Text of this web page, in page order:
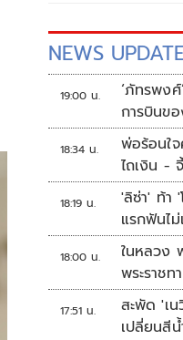
NEWS
19:00 น.
‘ภัทรพง
การบินข
Aviation
สัปดาห์
18:34 น.
พ่อร้อนใ
ไถเงิน -
18:19 น.
'ลิซ่า' ท้า
แรกฟันไ
18:00 น.
ในหลวง
พระราชท
ยิง รร.เ
17:51 น.
สะพัด 'เ
เปลี่ยนสีน้